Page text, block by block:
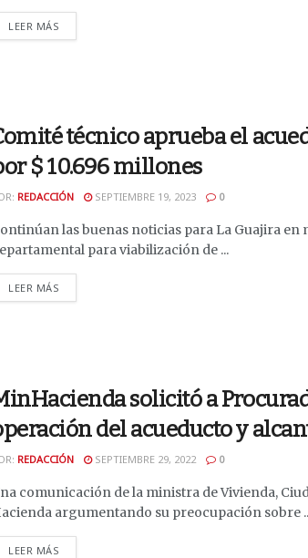
LEER MÁS
técnico aprueba el
$ 10.696 millones
REDACCIÓN SEPTIEMBRE 19, 2023 0
las buenas noticias para La Guajira
para viabilización de ...
LEER MÁS
solicitó a
del acueducto y
REDACCIÓN SEPTIEMBRE 29, 2022 0
comunicación de la ministra de Vivienda,
argumentando su preocupación sobre
LEER MÁS